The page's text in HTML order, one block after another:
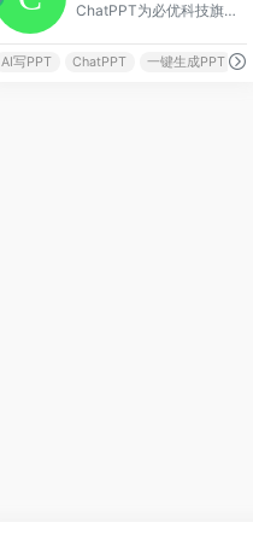
ChatPPT为必优科技旗下国内AI生成PPT的办公产品，基于AI Chat指令式内容生成与创作，辅助职场办公人工更高效去创作PPT文档，目前接入超过350+指令集，可以在1分钟内完成全篇PPT生成、设计与排版。
AI写PPT ChatPPT 一键生成PPT